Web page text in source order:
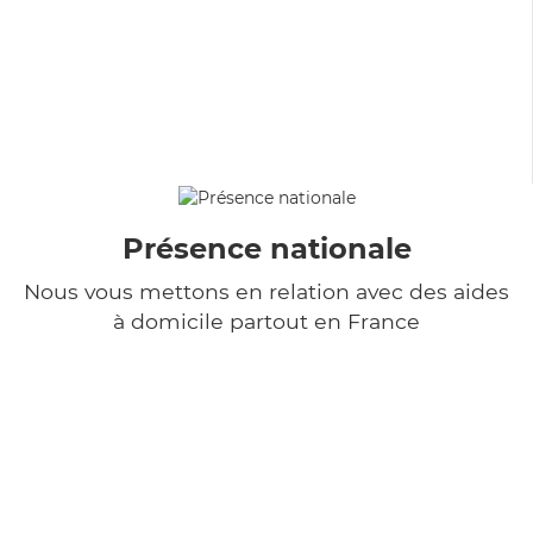
Présence nationale
Nous vous mettons en relation avec des aides
à domicile partout en France